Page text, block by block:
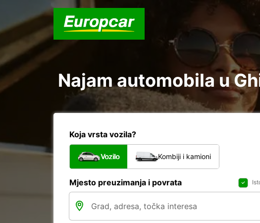
Najam automobila u
Koja vrsta vozila?
Vozilo Kombiji i kamioni
Mjesto preuzimanja i povrata